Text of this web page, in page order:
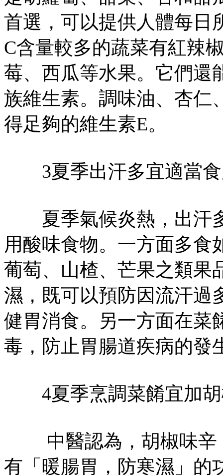
首選，可以提供人體每日
C含量較多的蔬菜有紅辣
莓、西瓜等水果。它們還
族維生素。調味油、杏仁
得足夠的維生素E。
3夏季出汗多宜適當食
夏季氣候炎熱，出汗
用酸味食物。一方面多食
葡萄、山楂、芒果之類果
濕，既可以預防因流汗過
健胃消食。另一方面在菜
毒，防止胃腸道疾病的發
4夏季烹調菜餚宜加胡
中醫認為，胡椒味辛
有「暖腸胃，防寒濕」的